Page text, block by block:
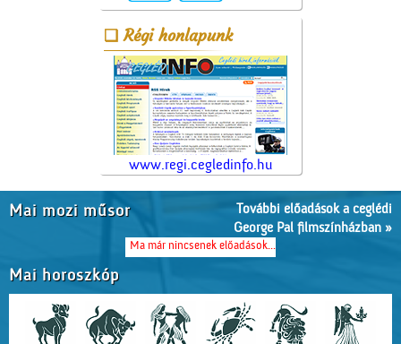
Régi honlapunk
www.regi.cegledinfo.hu
Mai mozi műsor
További előadások a ceglédi
George Pal filmszínházban »
Ma már nincsenek előadások...
Mai horoszkóp